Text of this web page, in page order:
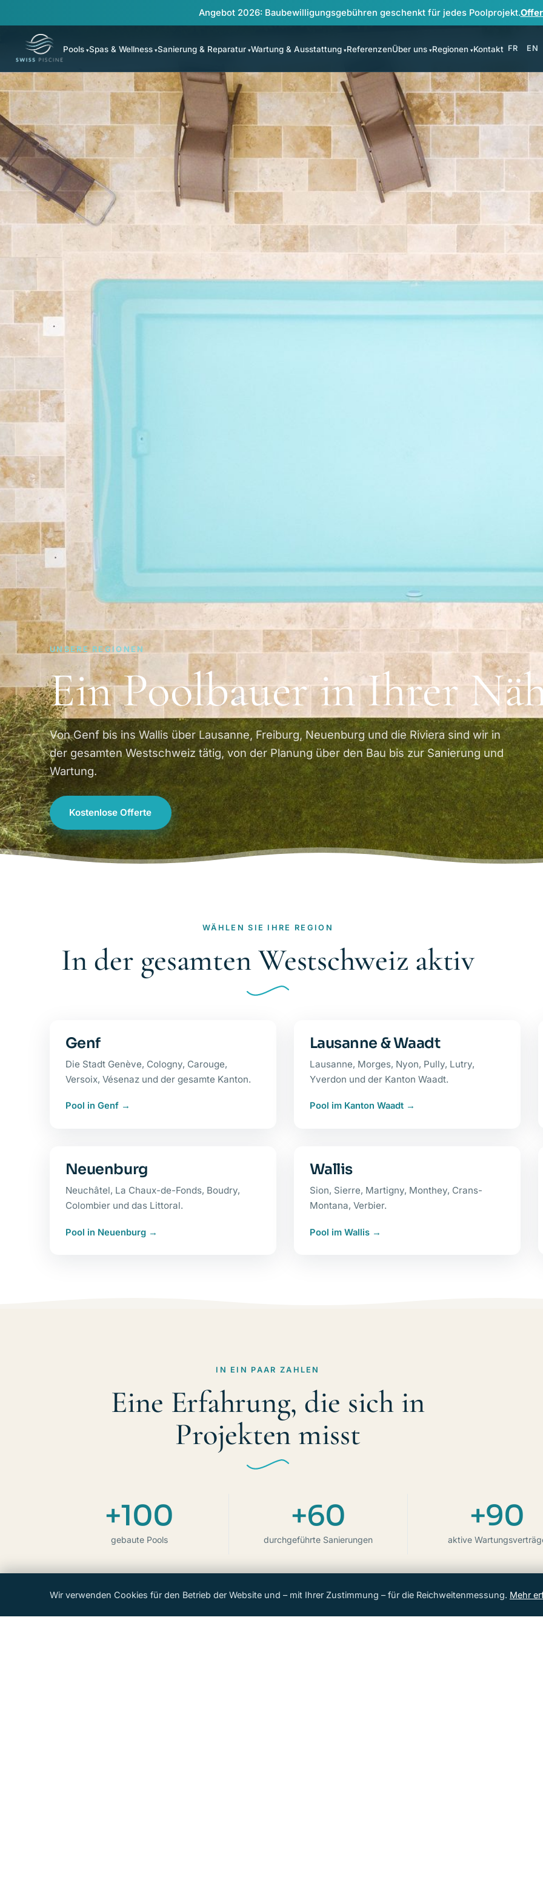
Angebot 2026: Baubewilligungsgebühren geschenkt für jedes Poolprojekt.
Pools Spas & Wellness Sanierung & Reparatur Wartung & Ausstattung ReferenzenÜber uns Regionen Kontakt FR EN
UNSERE REGIONEN
Ein Poolbauer in Ihrer
Von Genf bis ins Wallis über Lausanne, Freiburg, Neuenburg und die Riviera sind wir in
der gesamten Westschweiz tätig, von der Planung über den Bau bis zur Sanierung und
Wartung.
Kostenlose Offerte
WÄHLEN SIE IHRE REGION
In der gesamten Westschweiz aktiv
Genf
Die Stadt Genève, Cologny, Carouge,
Versoix, Vésenaz und der gesamte Kanton.
Pool in Genf
Lausanne & Waadt
Lausanne, Morges, Nyon, Pully, Lutry,
Yverdon und der Kanton Waadt.
Pool im Kanton Waadt
Neuenburg
Neuchâtel, La Chaux-de-Fonds, Boudry,
Colombier und das Littoral.
Pool in Neuenburg
Wallis
Sion, Sierre, Martigny, Monthey, Crans-
Montana, Verbier.
Pool im Wallis
IN EIN PAAR ZAHLEN
Eine Erfahrung, die sich in
Projekten misst
+100
gebaute Pools
+60
durchgeführte Sanierungen
+90
aktive
Wir verwenden Cookies für den Betrieb der Website und – mit Ihrer Zustimmung – für die Reichweitenmessung. Mehr